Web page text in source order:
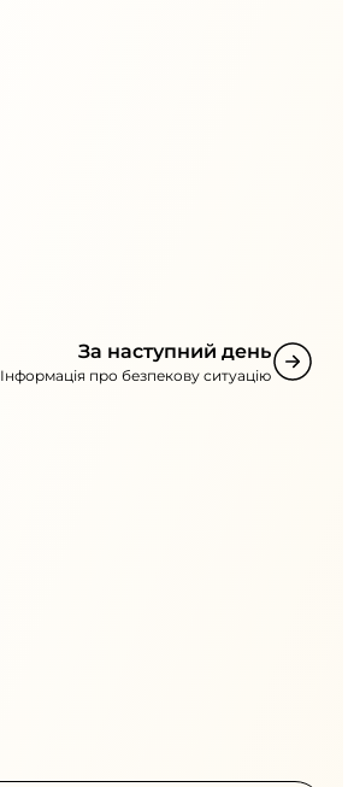
За наступний день
Інформація про безпекову ситуацію